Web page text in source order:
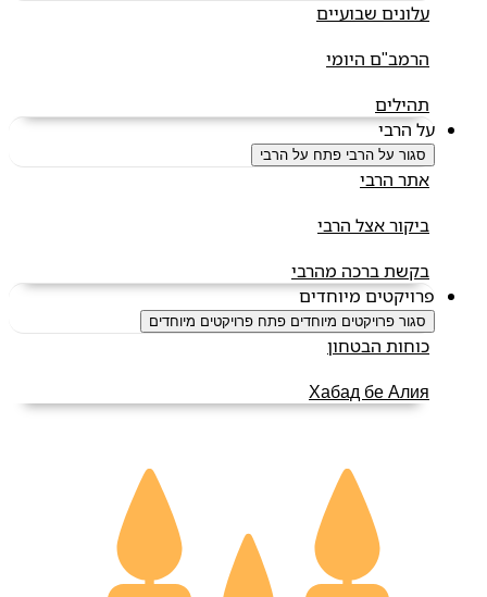
עלונים שבועיים
הרמב"ם היומי
תהילים
על הרבי
סגור על הרבי פתח על הרבי
אתר הרבי
ביקור אצל הרבי
בקשת ברכה מהרבי
פרויקטים מיוחדים
סגור פרויקטים מיוחדים פתח פרויקטים מיוחדים
כוחות הבטחון
Хабад бе Алия